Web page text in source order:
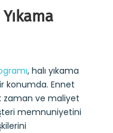
, halı yıkama
konumda. Ennet
zaman ve maliyet
memnuniyetini